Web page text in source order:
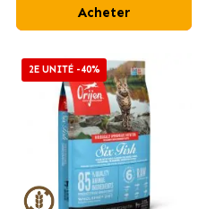
Acheter
2E UNITÉ -40%